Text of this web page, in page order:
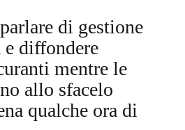
di gestione
e diffondere
mentre le
allo sfacelo
qualche ora di